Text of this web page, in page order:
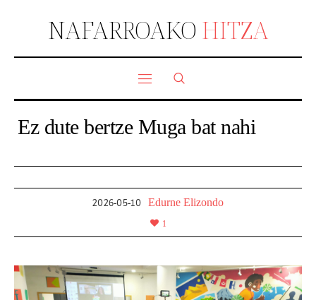
NAFARROAKO HITZA
Ez dute bertze Muga bat nahi
2026-05-10 Edurne Elizondo
1